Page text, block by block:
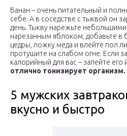
Банан – очень питательный и
себе. А в соседстве с тыквой он
день. Тыкву нарежьте
нарезанным яблоком, добавьте
цедры, ложку меда и влейте пол
протушите на слабом огне. Если
калорийный для вас – запейте его
отлично тонизирует организм.
5 мужских
вкусно и быстро